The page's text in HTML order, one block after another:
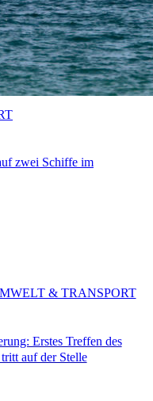
zwei Schiffe im
Erstes Treffen des
auf der Stelle
& TRANSPORT